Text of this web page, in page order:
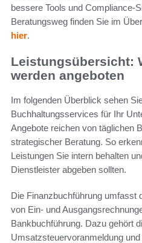
bessere Tools und Compliance-
Beratungsweg finden Sie im
hier.
Leistungsübersicht:
werden angeboten
Im folgenden Überblick sehen
Buchhaltungsservices für Ihr
Angebote reichen von täglichen
strategischer Beratung. So
Leistungen Sie intern behalten
Dienstleister abgeben sollten.
Die Finanzbuchführung umfasst
von Ein- und
Bankbuchführung. Dazu gehört
Umsatzsteuervoranmeldung